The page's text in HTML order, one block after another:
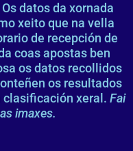
datos da xornada
xeito que na vella
de recepción de
coas apostas ben
os datos recollidos
os resultados
clasificación xeral. Fai
imaxes.